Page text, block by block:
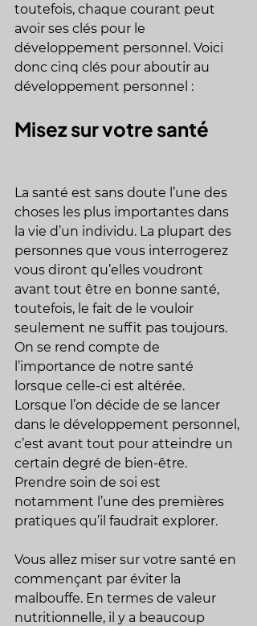
toutefois, chaque courant peut
avoir ses clés pour le
développement personnel. Voici
donc cinq clés pour aboutir au
développement personnel :
Misez sur votre santé
La santé est sans doute l’une des
choses les plus importantes dans
la vie d’un individu. La plupart des
personnes que vous interrogerez
vous diront qu’elles voudront
avant tout être en bonne santé,
toutefois, le fait de le vouloir
seulement ne suffit pas toujours.
On se rend compte de
l’importance de notre santé
lorsque celle-ci est altérée.
Lorsque l’on décide de se lancer
dans le développement personnel,
c’est avant tout pour atteindre un
certain degré de bien-être.
Prendre soin de soi est
notamment l’une des premières
pratiques qu’il faudrait explorer.
Vous allez miser sur votre santé en
commençant par éviter la
malbouffe. En termes de valeur
nutritionnelle, il y a beaucoup